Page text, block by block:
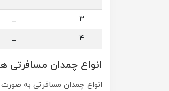
3
_
4
_
انواع چمدان
انواع چمدان مسافرتی به